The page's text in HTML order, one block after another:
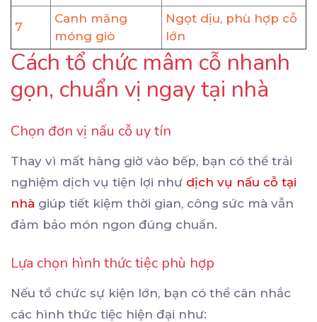
7
Canh măng
móng giò
Ngọt dịu, phù hợp cỗ
lớn
Cách tổ chức mâm cỗ nhanh
gọn, chuẩn vị ngay tại nhà
Chọn đơn vị nấu cỗ uy tín
Thay vì mất hàng giờ vào bếp, bạn có thể trải
nghiệm dịch vụ tiện lợi như dịch vụ nấu cỗ tại
nhà giúp tiết kiệm thời gian, công sức mà vẫn
đảm bảo món ngon đúng chuẩn.
Lựa chọn hình thức tiệc phù hợp
Nếu tổ chức sự kiện lớn, bạn có thể cân nhắc
các hình thức tiệc hiện đại như: